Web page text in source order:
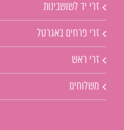
זרי יד לשושבינות
זרי פרחים באגרטל
זרי ראש
משלוחים